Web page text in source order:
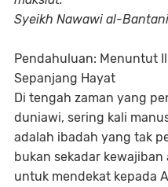
Syeikh Nawawi al-Bantani
Pendahuluan: Menuntut
Sepanjang Hayat
Di tengah zaman yang
duniawi, sering kali
adalah ibadah yang tak
bukan sekadar
untuk mendekat kepada